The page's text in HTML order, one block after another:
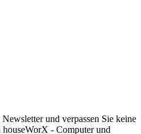
und verpassen Sie keine
- Computer und